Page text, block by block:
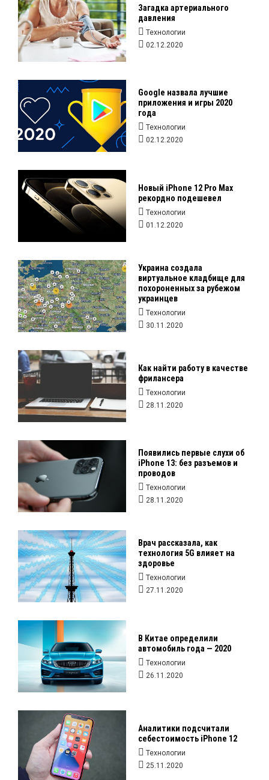
Загадка артериального
давления
Технологии
02.12.2020
Google назвала лучшие
приложения и игры 2020
года
Технологии
02.12.2020
Новый iPhone 12 Pro Max
рекордно подешевел
Технологии
01.12.2020
Украина создала
виртуальное кладбище для
похороненных за рубежом
украинцев
Технологии
30.11.2020
Как найти работу в качестве
фрилансера
Технологии
28.11.2020
Появились первые слухи об
iPhone 13: без разъемов и
проводов
Технологии
28.11.2020
Врач рассказала, как
технология 5G влияет на
здоровье
Технологии
27.11.2020
В Китае определили
автомобиль года — 2020
Технологии
26.11.2020
Аналитики подсчитали
себестоимость iPhone 12
Технологии
25.11.2020